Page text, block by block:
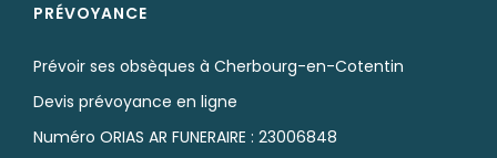
PRÉVOYANCE
Prévoir ses obsèques à Cherbourg-en-Cotentin
Devis prévoyance en ligne
Numéro ORIAS AR FUNERAIRE : 23006848